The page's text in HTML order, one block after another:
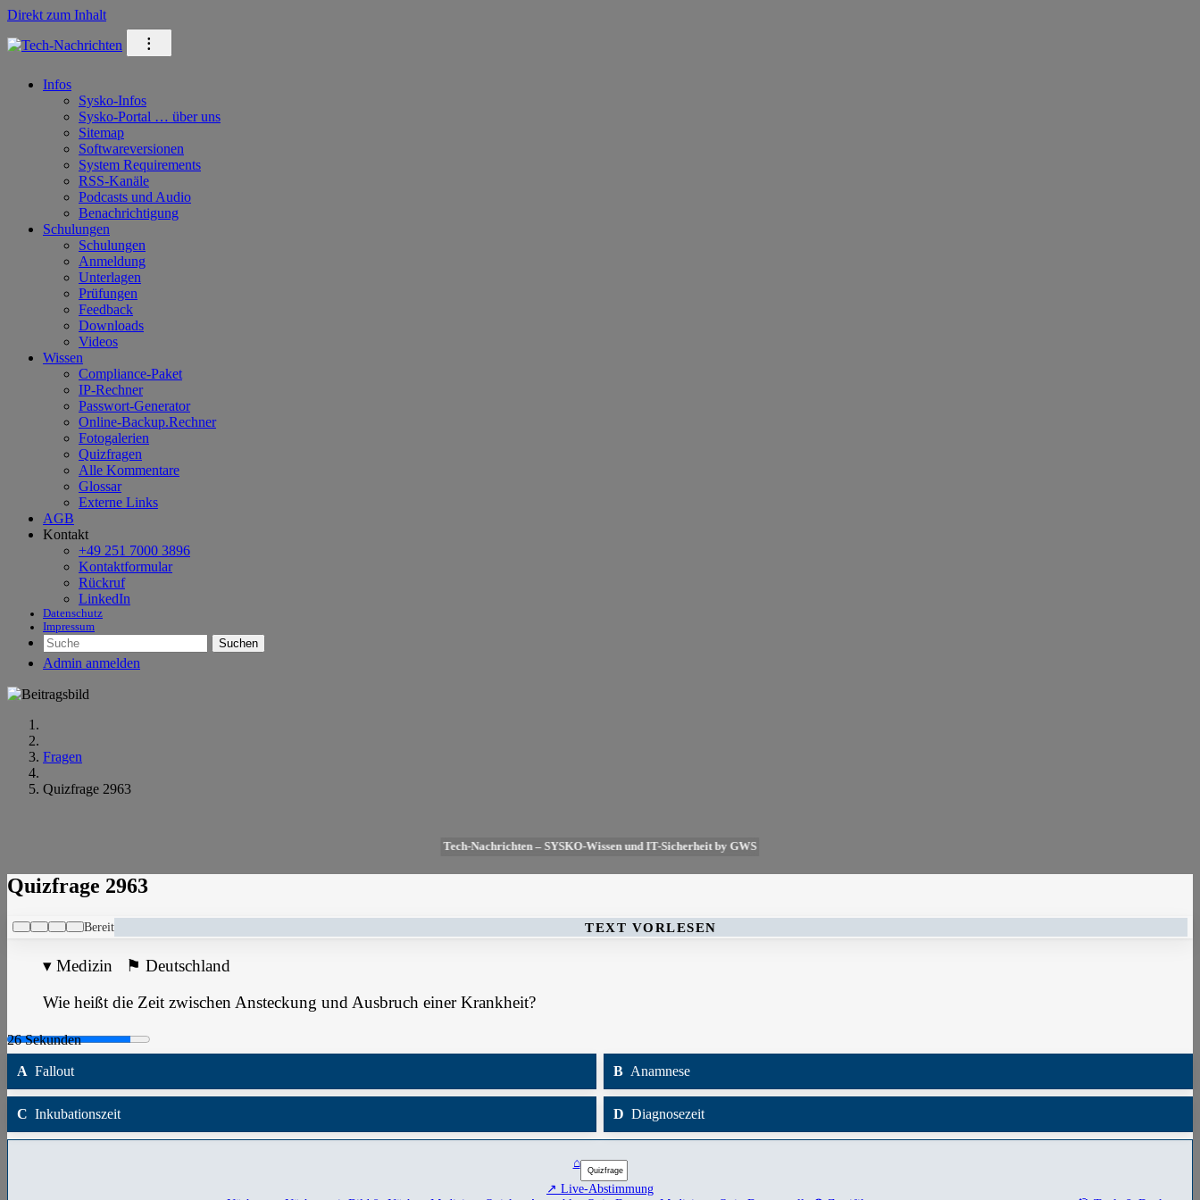
Direkt zum Inhalt
⁝
Infos
Sysko-Infos
Sysko-Portal … über uns
Sitemap
Softwareversionen
System Requirements
RSS-Kanäle
Podcasts und Audio
Benachrichtigung
Schulungen
Schulungen
Anmeldung
Unterlagen
Prüfungen
Feedback
Downloads
Videos
Wissen
Compliance-Paket
IP-Rechner
Passwort-Generator
Online-Backup.Rechner
Fotogalerien
Quizfragen
Alle Kommentare
Glossar
Externe Links
AGB
Kontakt
+49 251 7000 3896
Kontaktformular
Rückruf
LinkedIn
Datenschutz
Impressum
Suchen
Admin anmelden
Fragen
Quizfrage 2963
Tech-Nachrichten – SYSKO-Wissen und IT-Sicherheit by GWS
Quizfrage 2963
Bereit TEXT VORLESEN
▾ Medizin ⚑ Deutschland
Wie heißt die Zeit zwischen Ansteckung und Ausbruch einer Krankheit?
A Fallout B Anamnese
C Inkubationszeit D Diagnosezeit
⌂
↗ Live-Abstimmung